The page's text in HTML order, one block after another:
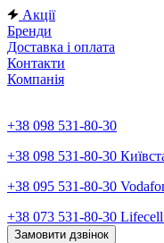
Акції
Бренди
Доставка і оплата
Контакти
Компанія
+38 098 531-80-30
+38 098 531-80-30
+38 095 531-80-30
+38 073 531-80-30 Lifecell
Замовити дзвінок